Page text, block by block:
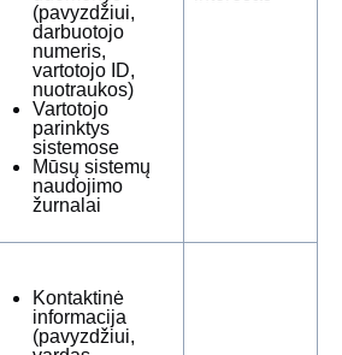
(pavyzdžiui,
darbuotojo
numeris,
vartotojo ID,
nuotraukos)
Vartotojo
parinktys
sistemose
Mūsų sistemų
naudojimo
žurnalai
Kontaktinė
informacija
(pavyzdžiui,